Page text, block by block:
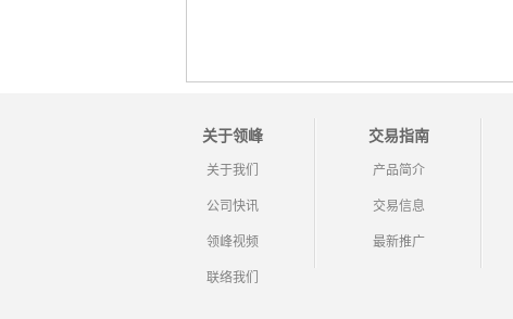
关于领峰
关于我们
公司快讯
领峰视频
联络我们
交易指南
产品简介
交易信息
最新推广